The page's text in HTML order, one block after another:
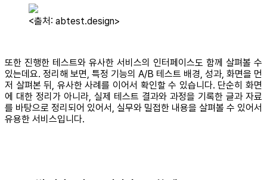
<출처: abtest.design>
또한 진행한 테스트와 유사한 서비스의 인터페이스도 함께 살펴볼 수
있는데요. 정리해 보면, 특정 기능의 A/B 테스트 배경, 성과, 화면을 먼
저 살펴본 뒤, 유사한 사례를 이어서 확인할 수 있습니다. 단순히 화면
에 대한 정리가 아니라, 실제 테스트 결과와 과정을 기록한 글과 자료
를 바탕으로 정리되어 있어서, 실무와 밀접한 내용을 살펴볼 수 있어서
유용한 서비스입니다.